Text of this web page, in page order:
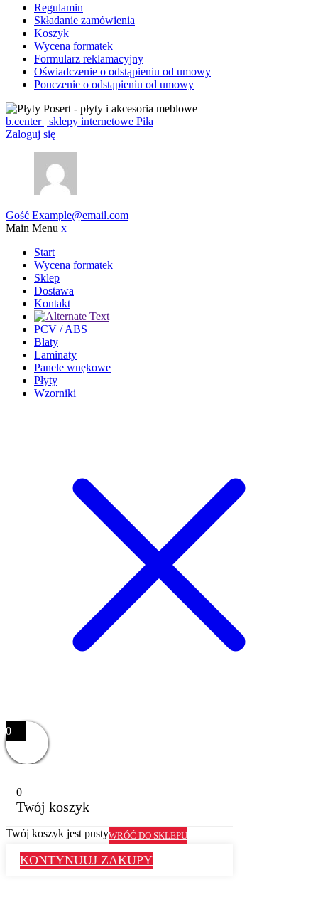
Regulamin
Składanie zamówienia
Koszyk
Wycena formatek
Formularz reklamacyjny
Oświadczenie o odstąpieniu od umowy
Pouczenie o odstąpieniu od umowy
b.center | sklepy internetowe Piła
Zaloguj się
Gość Example@email.com
Main Menu x
Start
Wycena formatek
Sklep
Dostawa
Kontakt
PCV / ABS
Blaty
Laminaty
Panele wnękowe
Płyty
Wzorniki
0
0
Twój koszyk
Twój koszyk jest pustyWRÓĆ DO SKLEPU
KONTYNUUJ ZAKUPY